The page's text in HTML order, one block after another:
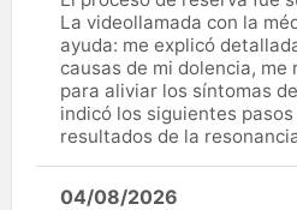
La videollamada con la
ayuda: me explicó
causas de mi dolencia, me
para aliviar los síntomas
indicó los siguientes
resultados de la
04/08/2026